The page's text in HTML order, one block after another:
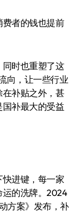
者的钱也提前
时也重塑了这
向，让一些行业
补贴之外，甚
补最大的受益
进键，每一家
运的洗牌。2024
方案》发布，补